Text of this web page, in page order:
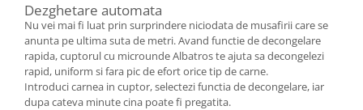
Dezghetare automata
Nu vei mai fi luat prin surprindere niciodata de musafirii care se
anunta pe ultima suta de metri. Avand functie de decongelare
rapida, cuptorul cu microunde Albatros te ajuta sa decongelezi
rapid, uniform si fara pic de efort orice tip de carne.
Introduci carnea in cuptor, selectezi functia de decongelare, iar
dupa cateva minute cina poate fi pregatita.